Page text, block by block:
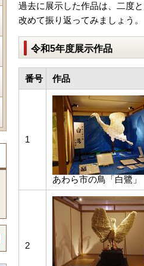
過去に展示した作品は、二度
改めて振り返ってみましょう。
令和5年度展示作品
番号 作品
1
あわら市の鳥「白鷺」
2